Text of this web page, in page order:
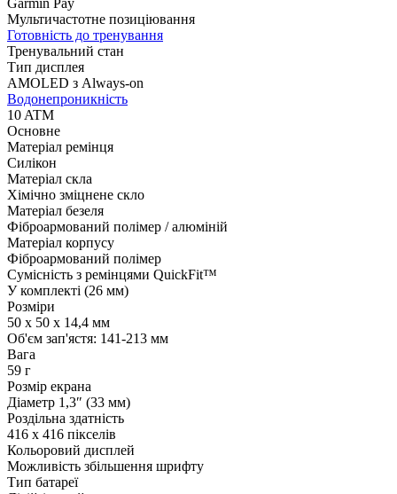
Мультичастотне позиціювання
Готовність до тренування
Тренувальний стан
Тип дисплея
AMOLED з Always-on
Водонепроникність
10 ATM
Основне
Матеріал ремінця
Силікон
Матеріал скла
Хімічно зміцнене скло
Матеріал безеля
Фіброармований полімер / алюміній
Матеріал корпусу
Фіброармований полімер
Сумісність з ремінцями QuickFit™
У комплекті (26 мм)
Розміри
50 x 50 x 14,4 мм
Об'єм зап'ястя: 141-213 мм
Вага
59 г
Розмір екрана
Діаметр 1,3″ (33 мм)
Роздільна здатність
416 x 416 пікселів
Кольоровий дисплей
Можливість збільшення шрифту
Тип батареї